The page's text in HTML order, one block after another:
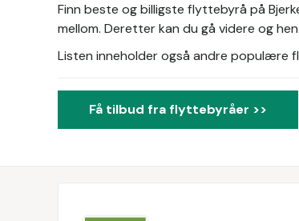
Finn beste og billigste flyttebyrå på
mellom. Deretter kan du gå videre og
Listen inneholder også andre populære
Få tilbud fra flyttebyråer >>